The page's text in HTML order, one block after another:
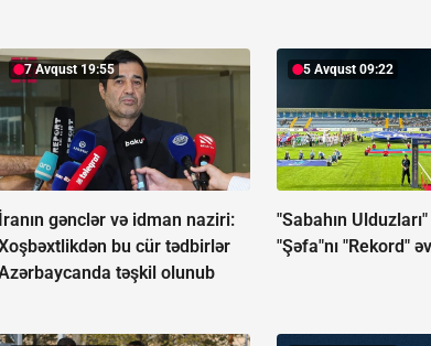
7 Avqust 19:55
İranın gənclər və idman naziri:
bu cür tədbirlər
təşkil olunub
5 Avqust 09:22
"Sabahın Ulduzları"
"Şəfa"nı "Rekord"